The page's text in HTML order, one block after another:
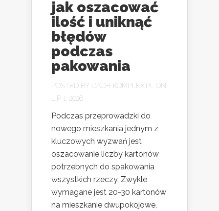
jak oszacować
ilość i uniknąć
błędów
podczas
pakowania
POSTED BY DACH-KOMPLEX.PL
ON
LIP 1, 2026
Podczas przeprowadzki do
nowego mieszkania jednym z
kluczowych wyzwań jest
oszacowanie liczby kartonów
potrzebnych do spakowania
wszystkich rzeczy. Zwykle
wymagane jest 20-30 kartonów
na mieszkanie dwupokojowe,